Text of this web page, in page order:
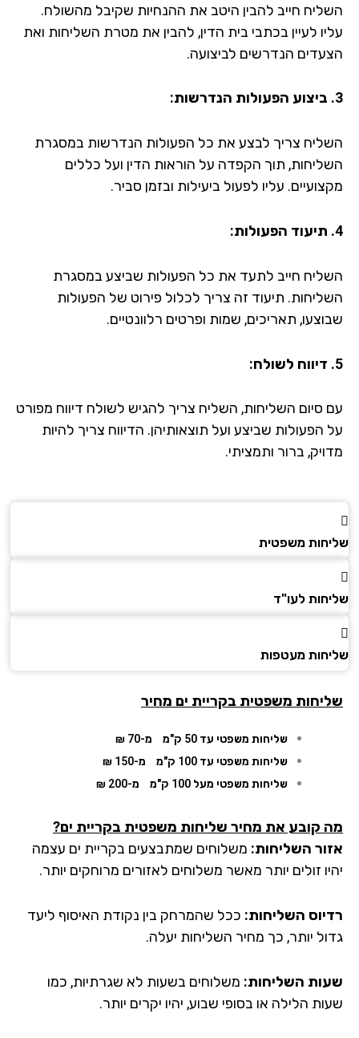
חייב להבין היטב את ההנחיות שקיבל מהשולח.
לעיין בכתבי בית הדין, להבין את מטרת השליחות ואת
הנדרשים לביצועה.
צריך לבצע את כל הפעולות הנדרשות במסגרת
תוך הקפדה על הוראות הדין ועל כללים
עליו לפעול ביעילות ובזמן סביר.
חייב לתעד את כל הפעולות שביצע במסגרת
תיעוד זה צריך לכלול פירוט של הפעולות
תאריכים, שמות ופרטים רלוונטיים.
סיום השליחות, השליח צריך להגיש לשולח דיווח מפורט
הפעולות שביצע ועל תוצאותיהן. הדיווח צריך להיות
ברור ותמציתי.
משפטית
לעו"ד
מעטפות
משפטית בקריית ים מחיר
שליחות משפטי עד 50 ק"מ
מ-70 ₪
שליחות משפטי עד 100 ק"מ
מ-150 ₪
שליחות משפטי מעל 100 ק"מ
מ-200 ₪
קובע את מחיר שליחות משפטית בקריית ים?
השליחות:משלוחים שמתבצעיםבקריית יםעצמה
זולים יותר מאשר משלוחים לאזורים מרוחקים יותר.
השליחות:ככל שהמרחק בין נקודת האיסוף ליעד
יותר, כך מחיר השליחות יעלה.
השליחות:משלוחים בשעות לא שגרתיות, כמו
הלילה או בסופי שבוע, יהיו יקרים יותר.